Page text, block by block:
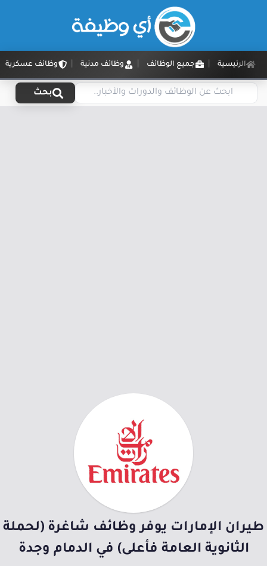
الرئيسية جميع الوظائف وظائف مدنية وظائف عسكرية
بحث
طيران الإمارات يوفر وظائف شاغرة (لحملة
الثانوية العامة فأعلى) في الدمام وجدة